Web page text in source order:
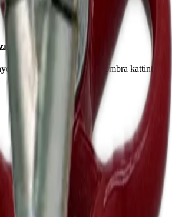
érdeklődjön az alábbi gombra kattintva.